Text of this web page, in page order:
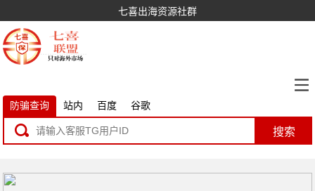
七喜出海资源社群
防骗查询 站内 百度 谷歌
搜索